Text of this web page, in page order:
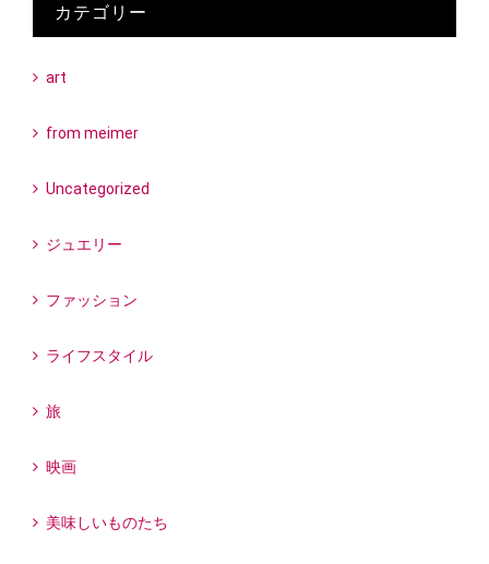
カテゴリー
art
from meimer
Uncategorized
ジュエリー
ファッション
ライフスタイル
旅
映画
美味しいものたち